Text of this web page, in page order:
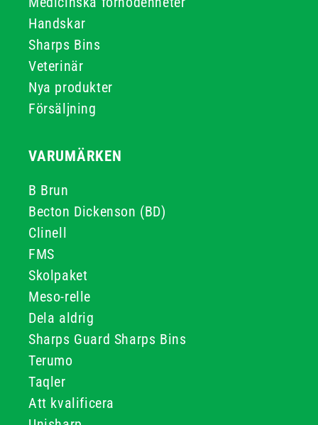
Handskar
Sharps Bins
Veterinär
Nya produkter
Försäljning
VARUMÄRKEN
B Brun
Becton Dickenson (BD)
Clinell
FMS
Skolpaket
Meso-relle
Dela aldrig
Sharps Guard Sharps Bins
Terumo
Taqler
Att kvalificera